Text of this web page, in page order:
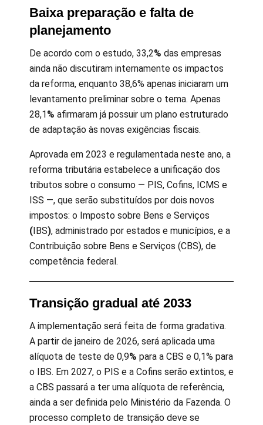
Baixa preparação e falta de
planejamento
De acordo com o estudo, 33,2% das empresas
ainda não discutiram internamente os impactos
da reforma, enquanto 38,6% apenas iniciaram um
levantamento preliminar sobre o tema. Apenas
28,1% afirmaram já possuir um plano estruturado
de adaptação às novas exigências fiscais.
Aprovada em 2023 e regulamentada neste ano, a
reforma tributária estabelece a unificação dos
tributos sobre o consumo — PIS, Cofins, ICMS e
ISS —, que serão substituídos por dois novos
impostos: o Imposto sobre Bens e Serviços
(IBS), administrado por estados e municípios, e a
Contribuição sobre Bens e Serviços (CBS), de
competência federal.
Transição gradual até 2033
A implementação será feita de forma gradativa.
A partir de janeiro de 2026, será aplicada uma
alíquota de teste de 0,9% para a CBS e 0,1% para
o IBS. Em 2027, o PIS e a Cofins serão extintos, e
a CBS passará a ter uma alíquota de referência,
ainda a ser definida pelo Ministério da Fazenda. O
processo completo de transição deve se